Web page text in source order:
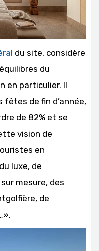
du site, considère
du
en particulier. Il
de fin d’année,
de 82% et se
vision de
en
luxe, de
mesure, des
de